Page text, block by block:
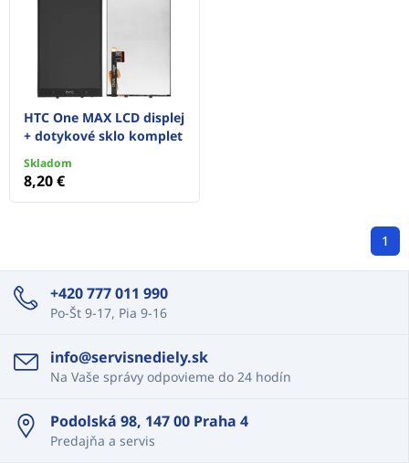
HTC One MAX LCD displej
+ dotykové sklo komplet
Skladom
8,20 €
1
+420 777 011 990
Po-Št 9-17, Pia 9-16
info@servisnediely.sk
Na Vaše správy odpovieme do 24 hodín
Podolská 98, 147 00 Praha 4
Predajňa a servis